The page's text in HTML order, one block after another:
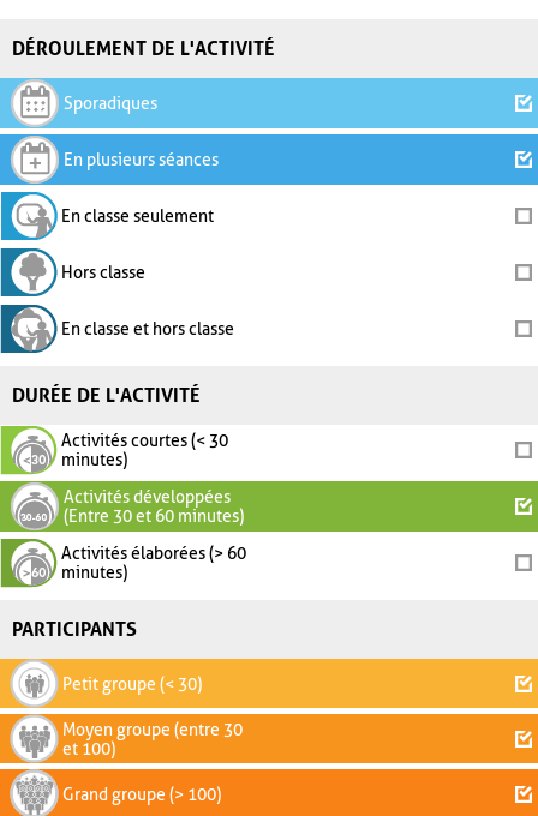
DÉROULEMENT DE L'ACTIVITÉ
Sporadiques
En plusieurs séances
En classe seulement
Hors classe
En classe et hors classe
DURÉE DE L'ACTIVITÉ
Activités courtes (< 30
minutes)
Activités développées
(Entre 30 et 60 minutes)
Activités élaborées (> 60
minutes)
PARTICIPANTS
Petit groupe (< 30)
Moyen groupe (entre 30
et 100)
Grand groupe (> 100)